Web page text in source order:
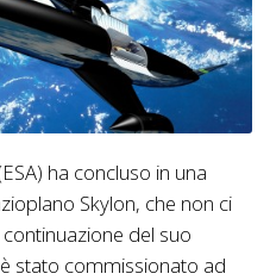
ha concluso in una
Skylon, che non ci
del suo
stato commissionato ad